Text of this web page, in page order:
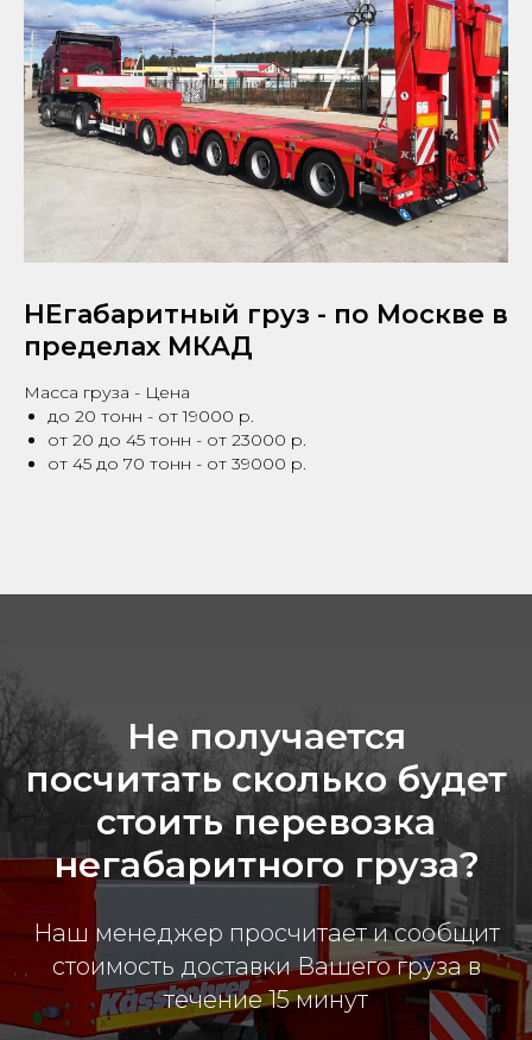
НЕгабаритный груз - по Москве в
пределах МКАД
Масса груза - Цена
до 20 тонн - от 19000 р.
от 20 до 45 тонн - от 23000 р.
от 45 до 70 тонн - от 39000 р.
Не получается
посчитать сколько будет
стоить перевозка
негабаритного груза?
Наш менеджер просчитает и сообщит
стоимость доставки Вашего груза в
течение 15 минут